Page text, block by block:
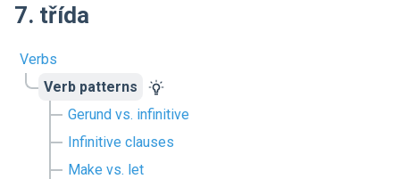
Verbs
Verb patterns
Gerund vs. infinitive
Infinitive clauses
Make vs. let
7. třída